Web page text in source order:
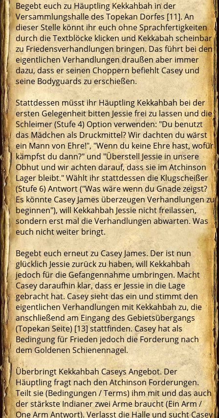
Begebt euch zu Häuptling Kekkahbah in der
Versammlungshalle des Topekan Dorfes [11]. An
dieser Stelle könnt ihr euch ohne Sprachfertigkeiten
durch die Textblöcke klicken und Kekkabah scheinbar
zu Friedensverhandlungen bringen. Das führt bei den
eigentlichen Verhandlungen draußen aber immer
dazu, dass er seinen Choppern befiehlt Casey und
seine Bodyguards zu erschießen.
Stattdessen müsst ihr Häuptling Kekkahbah bei der
ersten Gelegenheit bitten Jessie frei zu lassen und die
Schleimer (Stufe 4) Option verwenden: "Du benutzt
das Mädchen als Druckmittel? Wir dachten du wärst
ein Mann von Ehre!", "Wenn du keine Ehre hast, wofür
kämpfst du dann?" und "Überstell Jessie in unsere
Obhut und wir achten darauf, dass sie im Atchinson
Lager bleibt." Wählt ihr stattdessen die Klugscheißer
(Stufe 6) Antwort ("Was wäre wenn du Gnade zeigst?
Es könnte Casey James überzeugen Verhandlungen zu
beginnen"), will Kekkahbah Jessie nicht freilassen,
sondern erst mal die Verhandlungen abwarten. Was
euch nicht weiter bringt.
Begebt euch erneut zu Casey James. Der ist nun
glücklich Jessie zurück zu haben, will Kekkahbah
jedoch für die Gefangennahme umbringen. Macht
Casey daraufhin klar, dass er Jessie in die Lage
gebracht hat. Casey sieht das ein und stimmt den
eigentlichen Verhandlungen mit Kekkahbah zu, die
anschließend am Eingang des Gebietsübergangs
(Topekan Seite) [13] stattfinden. Casey hat als
Bedingung für Frieden jedoch die Forderung nach
dem Goldenen Schienennagel.
Überbringt Kekkahbah Caseys Angebot. Der
Häuptling fragt nach den Atchinson Forderungen.
Teilt sie (Bedingungen / Terms) ihm mit und das auch
der stärkste Indianer zwei Arme braucht (Ein Arm /
One Arm Antwort). Verlasst die Halle und sucht Casey